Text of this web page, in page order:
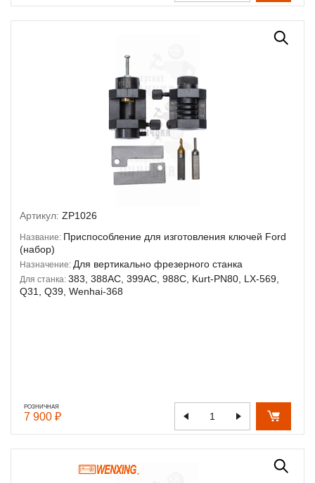
Артикул: ZP1026
Название: Приспособление для изготовления ключей Ford
(набор)
Назначение: Для вертикально фрезерного станка
Для станка: 383, 388AC, 399AC, 988C, Kurt-PN80, LX-569,
Q31, Q39, Wenhai-368
РОЗНИЧНАЯ
7 900 ₽